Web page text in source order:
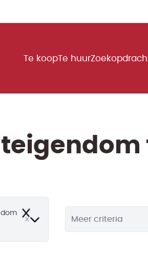
Te koopTe huur
Remove Meer criteria